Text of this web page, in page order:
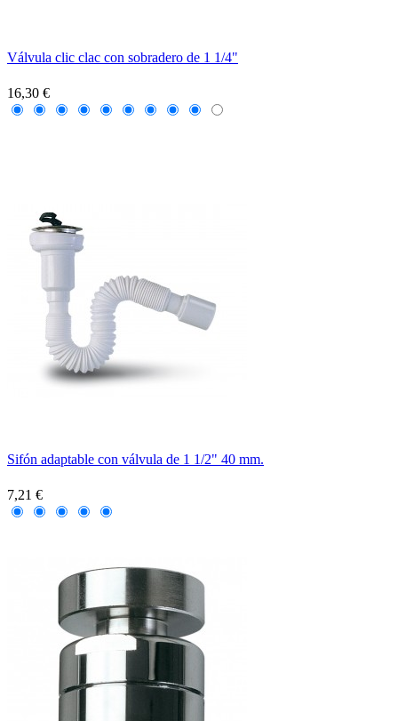
Válvula clic clac con sobradero de 1 1/4"
16,30 €
Sifón adaptable con válvula de 1 1/2" 40 mm.
7,21 €